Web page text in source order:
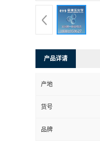
产品详请
产地
货号
品牌